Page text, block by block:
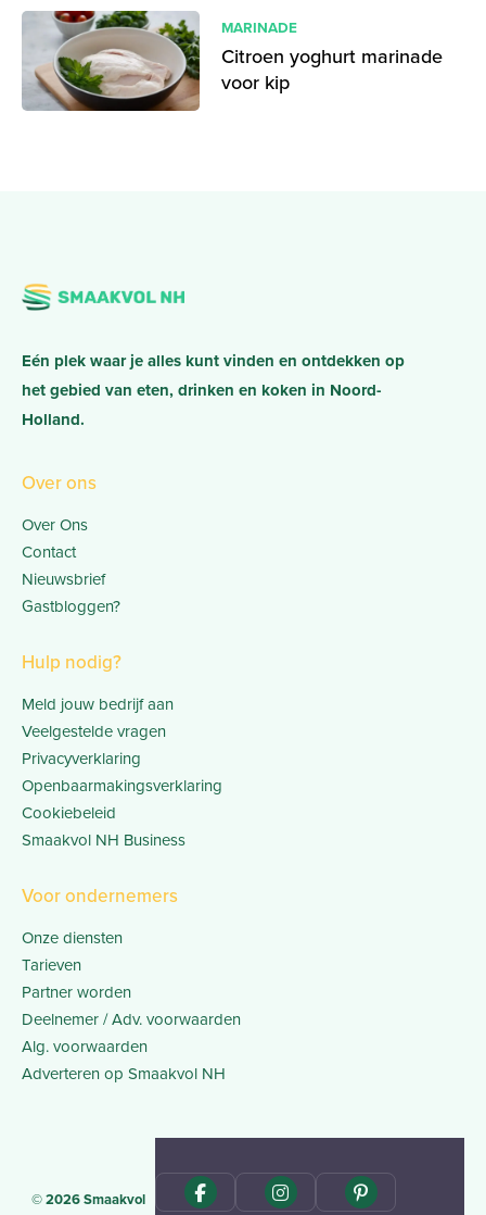
MARINADE
Citroen yoghurt marinade
voor kip
Eén plek waar je alles kunt vinden en ontdekken op
het gebied van eten, drinken en koken in Noord-
Holland.
Over ons
Over Ons
Contact
Nieuwsbrief
Gastbloggen?
Hulp nodig?
Meld jouw bedrijf aan
Veelgestelde vragen
Privacyverklaring
Openbaarmakingsverklaring
Cookiebeleid
Smaakvol NH Business
Voor ondernemers
Onze diensten
Tarieven
Partner worden
Deelnemer / Adv. voorwaarden
Alg. voorwaarden
Adverteren op Smaakvol NH
© 2026 Smaakvol